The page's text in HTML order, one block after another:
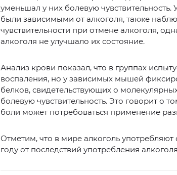
уменьшал у них болевую
были зависимыми от алкоголя, также
чувствительности при отмене алкоголя,
алкоголя не улучшало их состояние.
Анализ крови показал, что в группах
воспаления, но у зависимых мышей
белков, свидетельствующих о
болевую чувствительность. Это говорит о
боли может потребоваться применение
Отметим, что в мире алкоголь употребляют
году от последствий употребления